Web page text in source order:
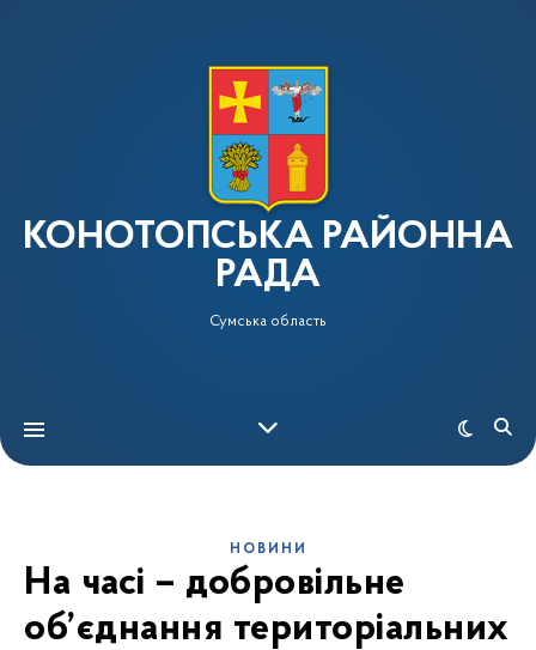
КОНОТОПСЬКА РАЙОННА
РАДА
Сумська область
НОВИНИ
На часі – добровільне
об’єднання територіальних